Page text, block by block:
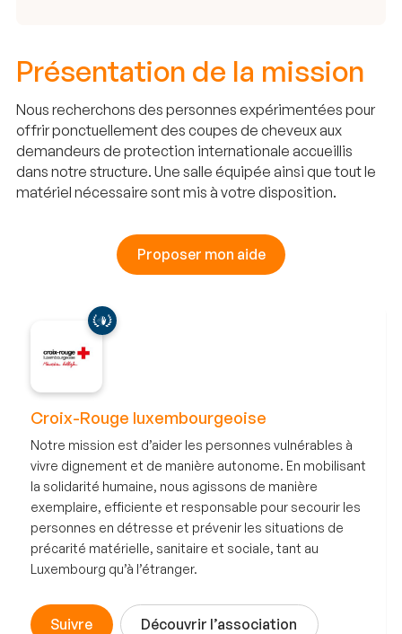
Présentation de la mission
Nous recherchons des personnes expérimentées pour
offrir ponctuellement des coupes de cheveux aux
demandeurs de protection internationale accueillis
dans notre structure. Une salle équipée ainsi que tout le
matériel nécessaire sont mis à votre disposition.
Proposer mon aide
Croix-Rouge luxembourgeoise
Notre mission est d’aider les personnes vulnérables à
vivre dignement et de manière autonome. En mobilisant
la solidarité humaine, nous agissons de manière
exemplaire, efficiente et responsable pour secourir les
personnes en détresse et prévenir les situations de
précarité matérielle, sanitaire et sociale, tant au
Luxembourg qu’à l’étranger.
Suivre Découvrir l’association